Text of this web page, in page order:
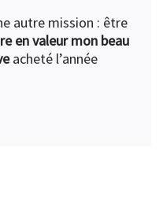
autre mission : être
en valeur mon beau
acheté l’année